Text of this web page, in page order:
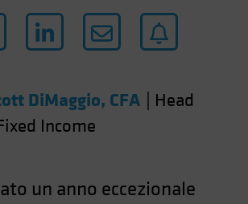
DiMaggio, CFA
Head
Income
un anno eccezionale